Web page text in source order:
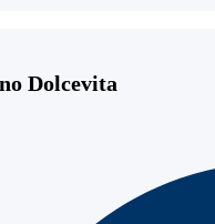
Dolcevita